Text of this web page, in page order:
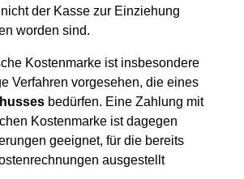
der Kasse zur Einziehung
worden sind.
Kostenmarke ist insbesondere
Verfahren vorgesehen, die eines
bedürfen. Eine Zahlung mit
Kostenmarke ist dagegen
geeignet, für die bereits
ausgestellt